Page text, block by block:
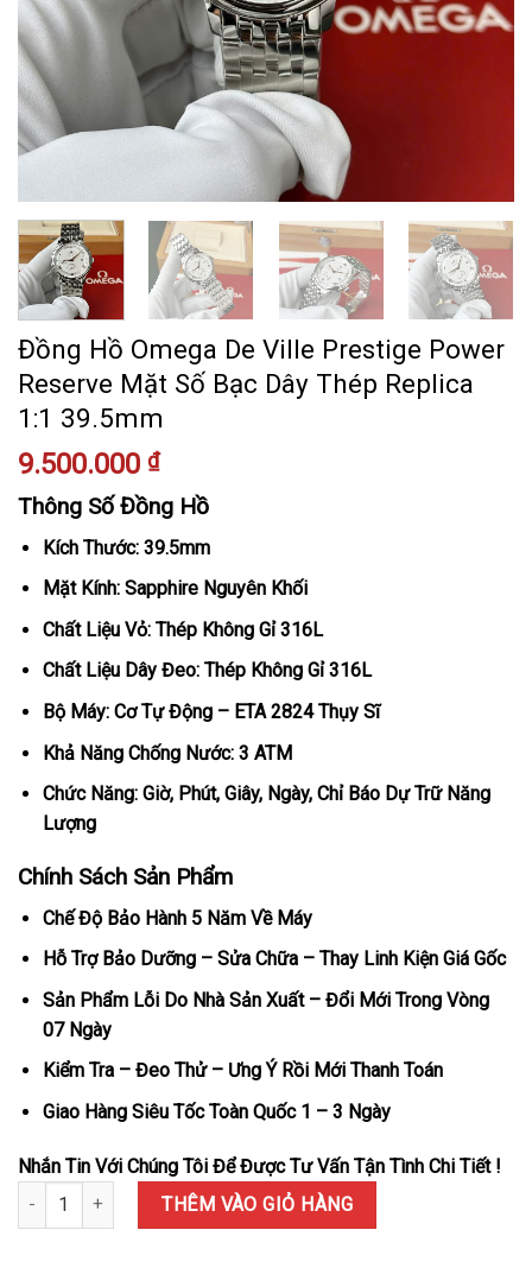
Đồng Hồ Omega De Ville Prestige Power
Reserve Mặt Số Bạc Dây Thép Replica
1:1 39.5mm
9.500.000 ₫
Thông Số Đồng Hồ
Kích Thước: 39.5mm
Mặt Kính: Sapphire Nguyên Khối
Chất Liệu Vỏ: Thép Không Gỉ 316L
Chất Liệu Dây Đeo: Thép Không Gỉ 316L
Bộ Máy: Cơ Tự Động – ETA 2824 Thụy Sĩ
Khả Năng Chống Nước: 3 ATM
Chức Năng: Giờ, Phút, Giây, Ngày, Chỉ Báo Dự Trữ Năng
Lượng
Chính Sách Sản Phẩm
Chế Độ Bảo Hành 5 Năm Về Máy
Hỗ Trợ Bảo Dưỡng – Sửa Chữa – Thay Linh Kiện Giá Gốc
Sản Phẩm Lỗi Do Nhà Sản Xuất – Đổi Mới Trong Vòng
07 Ngày
Kiểm Tra – Đeo Thử – Ưng Ý Rồi Mới Thanh Toán
Giao Hàng Siêu Tốc Toàn Quốc 1 – 3 Ngày
Nhắn Tin Với Chúng Tôi Để Được Tư Vấn Tận Tình Chi Tiết !
Đồng Hồ Omega De Ville Prestige Power Reserve Mặt Số Bạc
THÊM VÀO GIỎ HÀNG